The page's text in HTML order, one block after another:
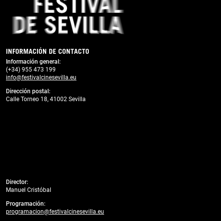
INFORMACIÓN DE CONTACTO
Información general:
(+34) 955 473 199
info@festivalcinesevilla.eu
Dirección postal:
Calle Torneo 18, 41002 Sevilla
Director:
Manuel Cristóbal
Programación:
programacion@festivalcinesevilla.eu